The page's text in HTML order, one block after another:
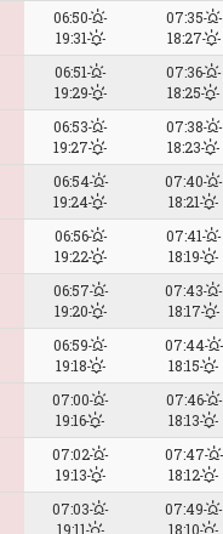
06:50
19:31
07:35
18:27
06:51
19:29
07:36
18:25
06:53
19:27
07:38
18:23
06:54
19:24
07:40
18:21
06:56
19:22
07:41
18:19
06:57
19:20
07:43
18:17
06:59
19:18
07:44
18:15
07:00
19:16
07:46
18:13
07:02
19:13
07:47
18:12
07:03
19:11
07:49
18:10